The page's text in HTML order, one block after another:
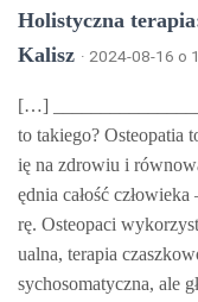
Holistyczna
Kalisz · 2024-08-16 o
[…]
to takiego? Osteopatia
ię na zdrowiu i
ędnia całość
rę. Osteopaci
ualna, terapia
sychosomatyczna, ale